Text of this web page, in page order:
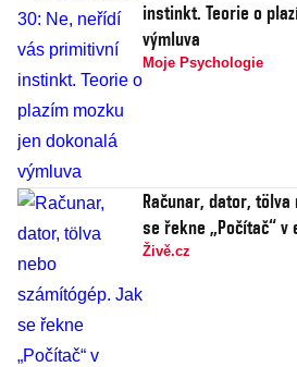
instinkt. Teorie o
výmluva
Moje Psychologie
Računar, dator,
se řekne „Počítač“ v
Živě.cz